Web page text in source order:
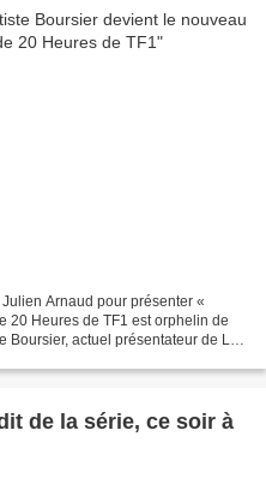
Arnaud pour présenter «
20 Heures de TF1 est orphelin de
actuel présentateur de La
de la série, ce soir à